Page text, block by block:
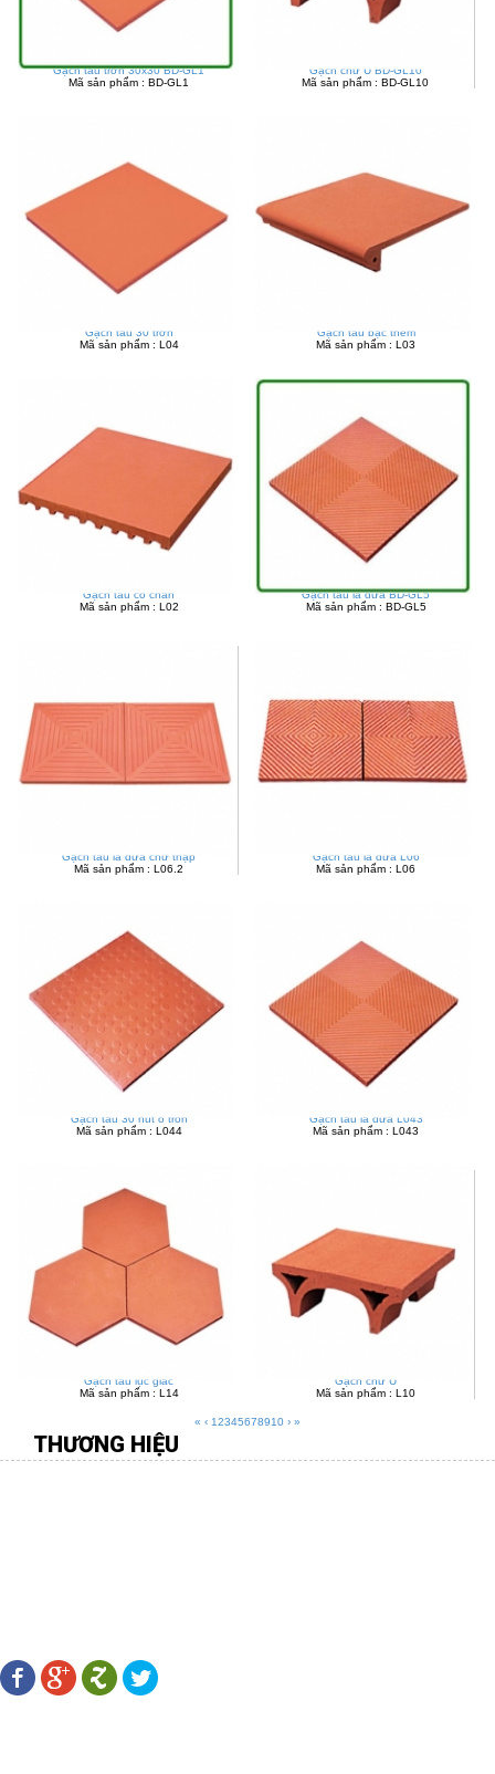
Gạch tàu trơn 30x30 BD-GL1
Mã sản phẩm : BD-GL1
Gạch chữ U BD-GL10
Mã sản phẩm : BD-GL10
Gạch tàu 30 trơn
Mã sản phẩm : L04
Gạch tàu bậc thềm
Mã sản phẩm : L03
Gạch tàu có chân
Mã sản phẩm : L02
Gạch tàu lá dừa BD-GL5
Mã sản phẩm : BD-GL5
Gạch tàu lá dừa chữ thập
Mã sản phẩm : L06.2
Gạch tàu lá dừa L06
Mã sản phẩm : L06
Gạch tàu 30 nút ô tròn
Mã sản phẩm : L044
Gạch tàu lá dừa L043
Mã sản phẩm : L043
Gạch tàu lục giác
Mã sản phẩm : L14
Gạch chữ U
Mã sản phẩm : L10
« ‹ 12345678910 › »
THƯƠNG HIỆU